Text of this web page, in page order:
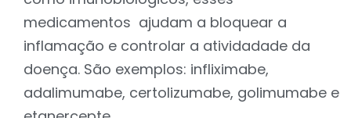
medicamentos ajudam a bloquear a
inflamação e controlar a atividadade da
doença. São exemplos: infliximabe,
adalimumabe, certolizumabe, golimumabe e